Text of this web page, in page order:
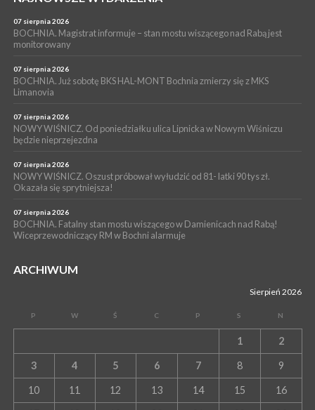
Z BOCHNI NA JASNĄ GÓRĘ. Drugi dzień wędrówki [ZDJĘCIA]
WYDARZENIA
NASZ NEWS. Powstał Komitet Ochrony Ładu
Przestrzennego Miasta Bochnia. To odpowiedź na działania
magistratu
07 sierpnia 2026
BOCHNIA. Magistrat informuje – stan mostu wiszącego nad Rabą jest
monitorowany
07 sierpnia 2026
BOCHNIA. Już sobotę BKS HAL-MONT Bochnia zmierzy się z MKS
Limanovia
07 sierpnia 2026
NOWY WIŚNICZ. Od poniedziałku ulica Lipnicka w Nowym Wiśniczu
będzie nieprzejezdna
07 sierpnia 2026
NOWY WIŚNICZ. Oszust próbował wyłudzić od 81- latki 90 tys zł.
Okazała się sprytniejsza!
07 sierpnia 2026
BOCHNIA. Fatalny stan mostu wiszącego w Damienicach nad Rabą!
Wiceprzewodniczący RM w Bochni alarmuje
ARCHIWUM
Sierpień 2026
P W Ś C P S N
1 2
3 4 5 6 7 8 9
10 11 12 13 14 15 16